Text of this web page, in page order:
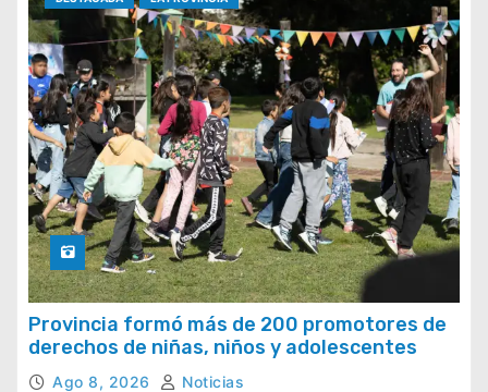
Provincia formó más de 200 promotores de
derechos de niñas, niños y adolescentes
Ago 8, 2026 Noticias